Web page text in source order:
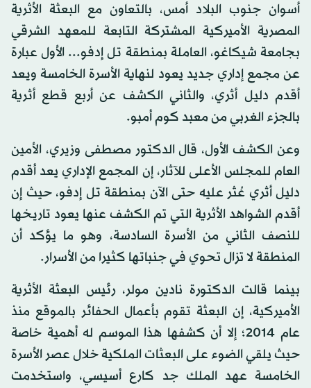
أسوان جنوب البلاد أمس، بالتعاون مع البعثة الأثرية
المصرية الأميركية المشتركة التابعة للمعهد الشرقي
بجامعة شيكاغو، العاملة بمنطقة تل إدفو... الأول عبارة
عن مجمع إداري جديد يعود لنهاية الأسرة الخامسة ويعد
أقدم دليل أثري، والثاني الكشف عن أربع قطع أثرية
بالجزء الغربي من معبد كوم أمبو.
وعن الكشف الأول، قال الدكتور مصطفى وزيري، الأمين
العام للمجلس الأعلى للآثار، إن المجمع الإداري يعد أقدم
دليل أثري عُثر عليه حتى الآن بمنطقة تل إدفو، حيث إن
أقدم الشواهد الأثرية التي تم الكشف عنها يعود تاريخها
للنصف الثاني من الأسرة السادسة، وهو ما يؤكد أن
المنطقة لا تزال تحوي في جنباتها كثيرا من الأسرار.
بينما قالت الدكتورة نادين مولر، رئيس البعثة الأثرية
الأميركية، إن البعثة تقوم بأعمال الحفائر بالموقع منذ
عام 2014؛ إلا أن كشفها هذا الموسم له أهمية خاصة
حيث يلقي الضوء على البعثات الملكية خلال عصر الأسرة
الخامسة عهد الملك جد كارع أسيسي، واستخدمت